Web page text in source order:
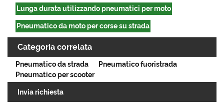
Lunga durata utilizzando pneumatici per moto
Pneumatico da moto per corse su strada
Categoria correlata
Pneumatico da strada
Pneumatico fuoristrada
Pneumatico per scooter
Invia richiesta